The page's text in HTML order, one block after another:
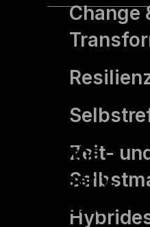
Change
Zeit-
for the
properly.
basic